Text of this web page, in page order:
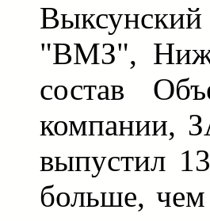
"ВМЗ",
состав
компании,
выпустил
больше,